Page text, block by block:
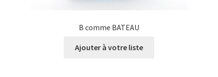
B comme BATEAU
Ajouter à votre liste